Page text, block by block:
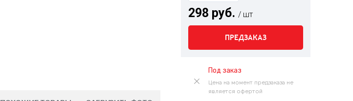
298 руб. / шт
ПРЕДЗАКАЗ
Под заказ
Цена на момент предзаказа не
является офертой